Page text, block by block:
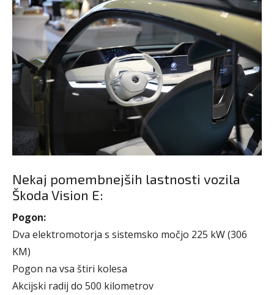
Nekaj pomembnejših lastnosti vozila
Škoda Vision E:
Pogon:
Dva elektromotorja s sistemsko močjo 225 kW (306
KM)
Pogon na vsa štiri kolesa
Akcijski radij do 500 kilometrov